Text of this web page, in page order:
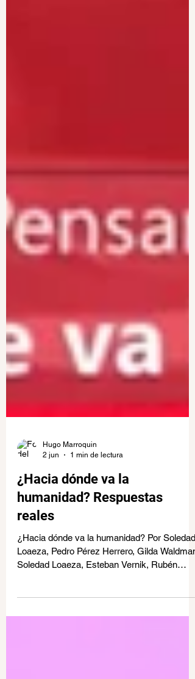
Hugo Marroquin
2 jun
1 min de lectura
¿Hacia dónde va la
humanidad? Respuestas
reales
¿Hacia dónde va la humanidad? Por Soledad
Gadea. FIL GUADALAJARA 2025.